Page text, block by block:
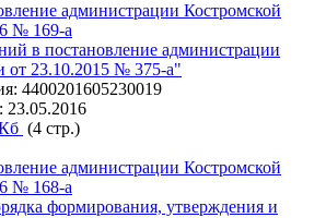
администрации Костромской
№ 169-а
в постановление администрации
от 23.10.2015 № 375-а"
4400201605230019
23.05.2016
(4 стр.)
администрации Костромской
№ 168-а
формирования, утверждения и